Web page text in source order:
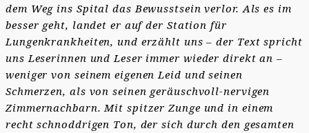
dem Weg ins Spital das Bewusstsein verlor. Als es im
besser geht, landet er auf der Station für
Lungenkrankheiten, und erzählt uns – der Text spricht
uns Leserinnen und Leser immer wieder direkt an –
weniger von seinem eigenen Leid und seinen
Schmerzen, als von seinen geräuschvoll-nervigen
Zimmernachbarn. Mit spitzer Zunge und in einem
recht schnoddrigen Ton, der sich durch den gesamten